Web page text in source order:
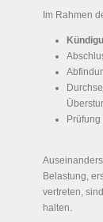
Im Rahmen
Belastung,
vertreten,
halten.